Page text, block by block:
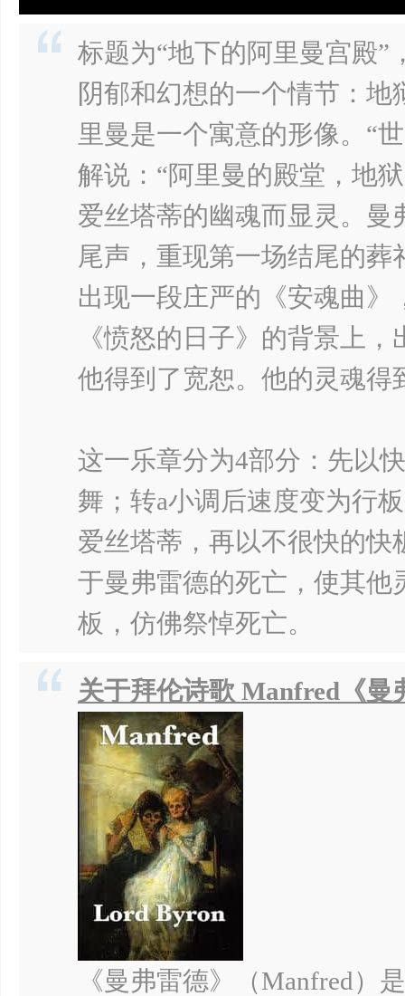
标题为“地下的阿里曼宫殿”
阴郁和幻想的一个情节：
里曼是一个寓意的形像。“
解说：“阿里曼的殿堂，地
爱丝塔蒂的幽魂而显灵。
尾声，重现第一场结尾的
出现一段庄严的《安魂曲
《愤怒的日子》的背景上
他得到了宽恕。他的灵魂得
这一乐章分为4部分：先以
舞；转a小调后速度变为行
爱丝塔蒂，再以不很快的
于曼弗雷德的死亡，使其他
板，仿佛祭悼死亡。
关于拜伦诗歌 Manfred《曼
《曼弗雷德》（Manfred）